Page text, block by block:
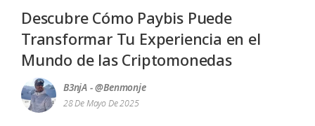
Descubre Cómo Paybis Puede
Transformar Tu Experiencia en el
Mundo de las Criptomonedas
B3njA - @benmonje
28 De Mayo De 2025